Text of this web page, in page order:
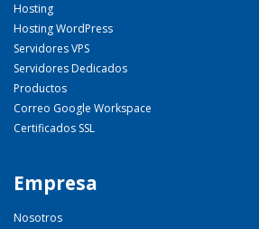
Hosting
Hosting WordPress
Servidores VPS
Servidores Dedicados
Productos
Correo Google Workspace
Certificados SSL
Empresa
Nosotros